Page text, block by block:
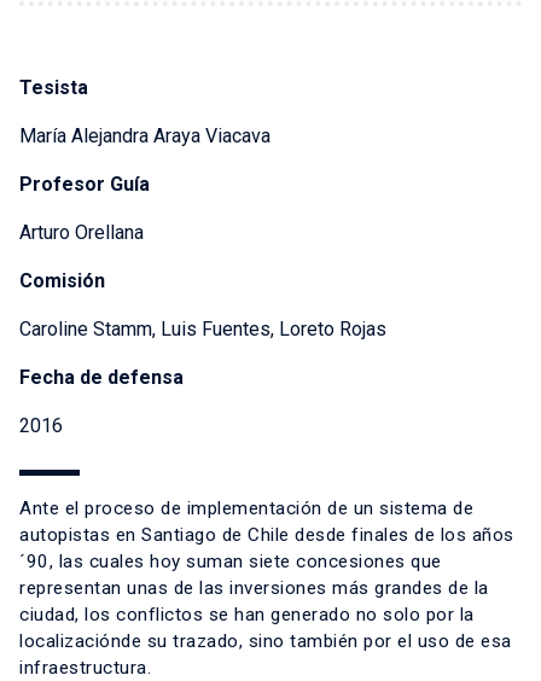
Tesista
María Alejandra Araya Viacava
Profesor Guía
Arturo Orellana
Comisión
Caroline Stamm, Luis Fuentes, Loreto Rojas
Fecha de defensa
2016
Ante el proceso de implementación de un sistema de
autopistas en Santiago de Chile desde finales de los años
´90, las cuales hoy suman siete concesiones que
representan unas de las inversiones más grandes de la
ciudad, los conflictos se han generado no solo por la
localizaciónde su trazado, sino también por el uso de esa
infraestructura.